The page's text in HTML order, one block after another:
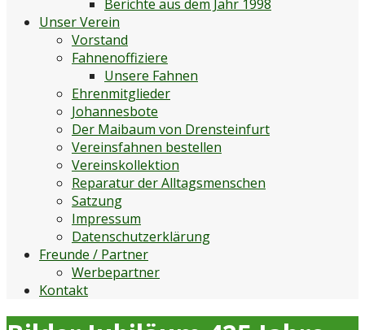
Berichte aus dem Jahr 1998
Unser Verein
Vorstand
Fahnenoffiziere
Unsere Fahnen
Ehrenmitglieder
Johannesbote
Der Maibaum von Drensteinfurt
Vereinsfahnen bestellen
Vereinskollektion
Reparatur der Alltagsmenschen
Satzung
Impressum
Datenschutzerklärung
Freunde / Partner
Werbepartner
Kontakt